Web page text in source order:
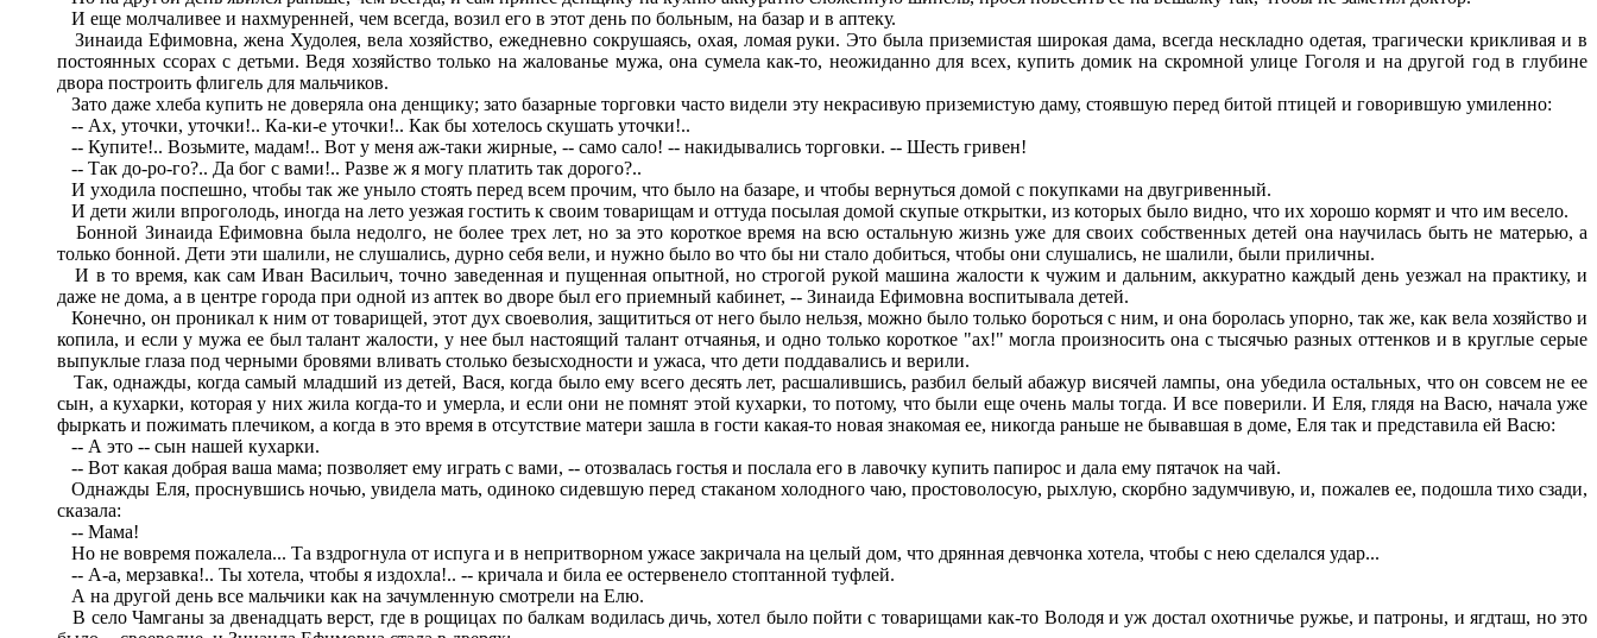
И еще молчаливее и нахмуренней, чем всегда, возил его в этот день по больным, на базар и в аптеку.
Зинаида Ефимовна, жена Худолея, вела хозяйство, ежедневно сокрушаясь, охая, ломая руки. Это была приземистая широкая дама, всегда нескладно одетая, трагически крикливая и в
постоянных ссорах с детьми. Ведя хозяйство только на жалованье мужа, она сумела как-то, неожиданно для всех, купить домик на скромной улице Гоголя и на другой год в глубине
двора построить флигель для мальчиков.
Зато даже хлеба купить не доверяла она денщику; зато базарные торговки часто видели эту некрасивую приземистую даму, стоявшую перед битой птицей и говорившую умиленно:
-- Ах, уточки, уточки!.. Ка-ки-е уточки!.. Как бы хотелось скушать уточки!..
-- Купите!.. Возьмите, мадам!.. Вот у меня аж-таки жирные, -- само сало! -- накидывались торговки. -- Шесть гривен!
-- Так до-ро-го?.. Да бог с вами!.. Разве ж я могу платить так дорого?..
И уходила поспешно, чтобы так же уныло стоять перед всем прочим, что было на базаре, и чтобы вернуться домой с покупками на двугривенный.
И дети жили впроголодь, иногда на лето уезжая гостить к своим товарищам и оттуда посылая домой скупые открытки, из которых было видно, что их хорошо кормят и что им весело.
Бонной Зинаида Ефимовна была недолго, не более трех лет, но за это короткое время на всю остальную жизнь уже для своих собственных детей она научилась быть не матерью, а
только бонной. Дети эти шалили, не слушались, дурно себя вели, и нужно было во что бы ни стало добиться, чтобы они слушались, не шалили, были приличны.
И в то время, как сам Иван Васильич, точно заведенная и пущенная опытной, но строгой рукой машина жалости к чужим и дальним, аккуратно каждый день уезжал на практику, и
даже не дома, а в центре города при одной из аптек во дворе был его приемный кабинет, -- Зинаида Ефимовна воспитывала детей.
Конечно, он проникал к ним от товарищей, этот дух своеволия, защититься от него было нельзя, можно было только бороться с ним, и она боролась упорно, так же, как вела хозяйство и
копила, и если у мужа ее был талант жалости, у нее был настоящий талант отчаянья, и одно только короткое "ах!" могла произносить она с тысячью разных оттенков и в круглые серые
выпуклые глаза под черными бровями вливать столько безысходности и ужаса, что дети поддавались и верили.
Так, однажды, когда самый младший из детей, Вася, когда было ему всего десять лет, расшалившись, разбил белый абажур висячей лампы, она убедила остальных, что он совсем не ее
сын, а кухарки, которая у них жила когда-то и умерла, и если они не помнят этой кухарки, то потому, что были еще очень малы тогда. И все поверили. И Еля, глядя на Васю, начала уже
фыркать и пожимать плечиком, а когда в это время в отсутствие матери зашла в гости какая-то новая знакомая ее, никогда раньше не бывавшая в доме, Еля так и представила ей Васю:
-- А это -- сын нашей кухарки.
-- Вот какая добрая ваша мама; позволяет ему играть с вами, -- отозвалась гостья и послала его в лавочку купить папирос и дала ему пятачок на чай.
Однажды Еля, проснувшись ночью, увидела мать, одиноко сидевшую перед стаканом холодного чаю, простоволосую, рыхлую, скорбно задумчивую, и, пожалев ее, подошла тихо сзади,
сказала:
-- Мама!
Но не вовремя пожалела... Та вздрогнула от испуга и в непритворном ужасе закричала на целый дом, что дрянная девчонка хотела, чтобы с нею сделался удар...
-- А-а, мерзавка!.. Ты хотела, чтобы я издохла!.. -- кричала и била ее остервенело стоптанной туфлей.
А на другой день все мальчики как на зачумленную смотрели на Елю.
В село Чамганы за двенадцать верст, где в рощицах по балкам водилась дичь, хотел было пойти с товарищами как-то Володя и уж достал охотничье ружье, и патроны, и ягдташ, но это